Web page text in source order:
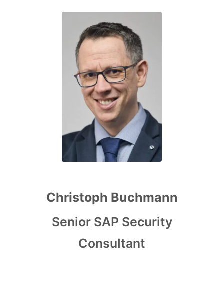
Christoph Buchmann
Senior SAP Security
Consultant